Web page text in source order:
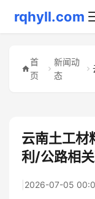
rqhyll.com
首
页
新闻动
态
云南土工材
利/公路相
2026-07-05